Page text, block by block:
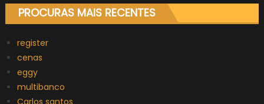
PROCURAS MAIS RECENTES
register
cenas
eggy
multibanco
Carlos santos